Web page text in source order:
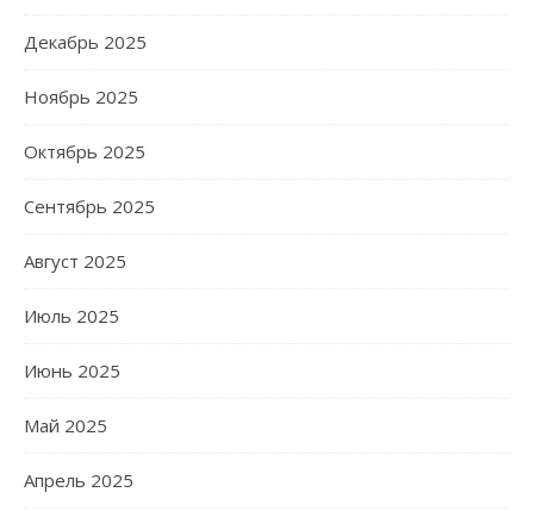
Декабрь 2025
Ноябрь 2025
Октябрь 2025
Сентябрь 2025
Август 2025
Июль 2025
Июнь 2025
Май 2025
Апрель 2025